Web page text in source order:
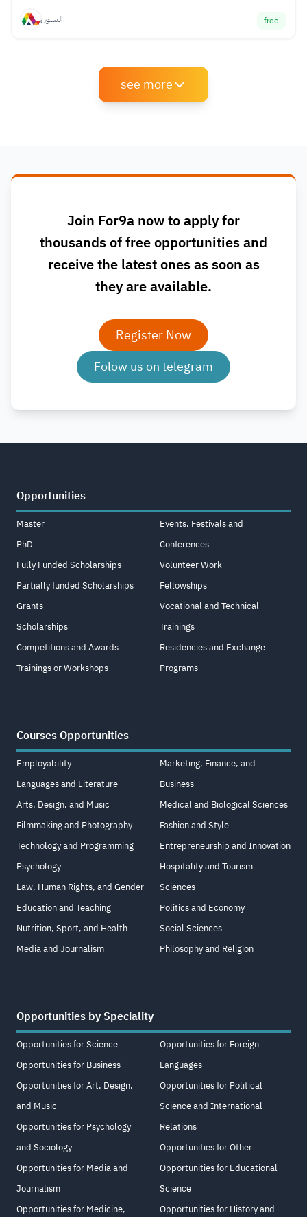
اليسون free
see more
Join For9a now to apply for
thousands of free opportunities and
receive the latest ones as soon as
they are available.
Register Now
Folow us on telegram
Opportunities
Master
PhD
Fully Funded Scholarships
Partially funded Scholarships
Grants
Scholarships
Competitions and Awards
Trainings or Workshops
Events, Festivals and
Conferences
Volunteer Work
Fellowships
Vocational and Technical
Trainings
Residencies and Exchange
Programs
Courses Opportunities
Employability
Languages and Literature
Arts, Design, and Music
Filmmaking and Photography
Technology and Programming
Psychology
Law, Human Rights, and Gender
Education and Teaching
Nutrition, Sport, and Health
Media and Journalism
Marketing, Finance, and
Business
Medical and Biological Sciences
Fashion and Style
Entrepreneurship and Innovation
Hospitality and Tourism
Sciences
Politics and Economy
Social Sciences
Philosophy and Religion
Opportunities by Speciality
Opportunities for Science
Opportunities for Business
Opportunities for Art, Design,
and Music
Opportunities for Psychology
and Sociology
Opportunities for Media and
Journalism
Opportunities for Medicine,
Opportunities for Foreign
Languages
Opportunities for Political
Science and International
Relations
Opportunities for Other
Opportunities for Educational
Science
Opportunities for History and